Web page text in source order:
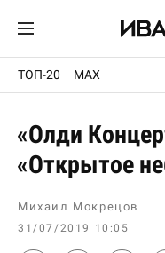
ТОП-20 MAX
«Олди
«Открытое
Михаил Мокрецов
31/07/2019 10:05